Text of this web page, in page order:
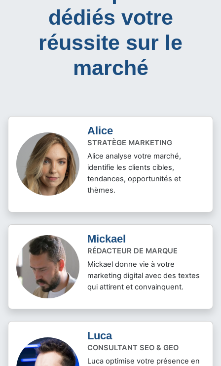
dédiés votre
réussite sur le
marché
Alice
STRATÈGE MARKETING
Alice analyse votre marché,
identifie les clients cibles,
tendances, opportunités et
thèmes.
Mickael
RÉDACTEUR DE MARQUE
Mickael donne vie à votre
marketing digital avec des textes
qui attirent et convainquent.
Luca
CONSULTANT SEO & GEO
Luca optimise votre présence en